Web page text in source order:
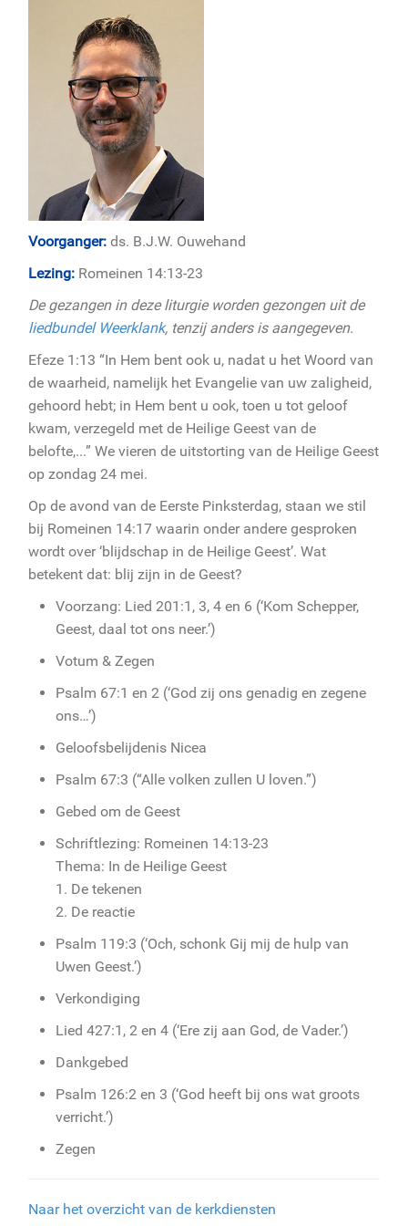
Voorganger: ds. B.J.W. Ouwehand
Lezing: Romeinen 14:13-23
De gezangen in deze liturgie worden gezongen uit de
liedbundel Weerklank, tenzij anders is aangegeven.
Efeze 1:13 “In Hem bent ook u, nadat u het Woord van
de waarheid, namelijk het Evangelie van uw zaligheid,
gehoord hebt; in Hem bent u ook, toen u tot geloof
kwam, verzegeld met de Heilige Geest van de
belofte,...” We vieren de uitstorting van de Heilige Geest
op zondag 24 mei.
Op de avond van de Eerste Pinksterdag, staan we stil
bij Romeinen 14:17 waarin onder andere gesproken
wordt over ‘blijdschap in de Heilige Geest’. Wat
betekent dat: blij zijn in de Geest?
Voorzang: Lied 201:1, 3, 4 en 6 (‘Kom Schepper,
Geest, daal tot ons neer.’)
Votum & Zegen
Psalm 67:1 en 2 (‘God zij ons genadig en zegene
ons…’)
Geloofsbelijdenis Nicea
Psalm 67:3 (“Alle volken zullen U loven.”)
Gebed om de Geest
Schriftlezing: Romeinen 14:13-23
Thema: In de Heilige Geest
1. De tekenen
2. De reactie
Psalm 119:3 (‘Och, schonk Gij mij de hulp van
Uwen Geest.’)
Verkondiging
Lied 427:1, 2 en 4 (‘Ere zij aan God, de Vader.’)
Dankgebed
Psalm 126:2 en 3 (‘God heeft bij ons wat groots
verricht.’)
Zegen
Naar het overzicht van de kerkdiensten